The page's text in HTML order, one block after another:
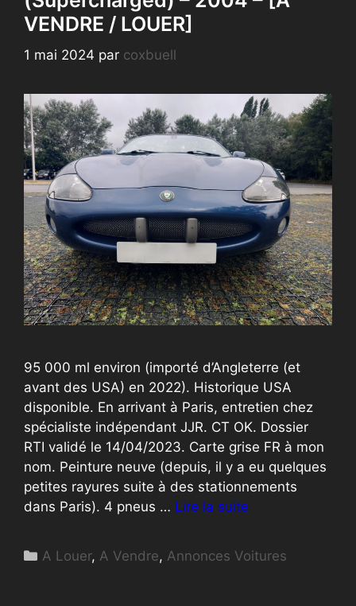
VENDRE / LOUER]
1 mai 2024 par coxbuell
95 000 ml environ (importé d’Angleterre (et
avant des USA) en 2022). Historique USA
disponible. En arrivant à Paris, entretien chez
spécialiste indépendant JJR. CT OK. Dossier
RTI validé le 14/04/2023. Carte grise FR à mon
nom. Peinture neuve (depuis, il y a eu quelques
petites rayures suite à des stationnements
dans Paris). 4 pneus … Lire la suite
Catégories
A Louer, A Vendre, Annonces Voitures